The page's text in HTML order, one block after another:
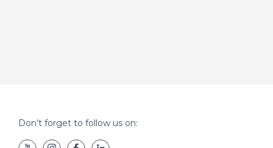
Don’t forget to follow us on: